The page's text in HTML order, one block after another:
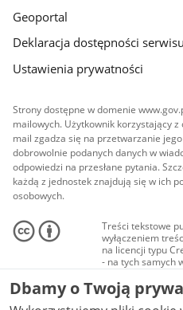
Geoportal
Deklaracja dostępności
Ustawienia prywatności
Strony dostępne w domenie
mailowych. Użytkownik korzystający
mail zgadza się na przetwarzanie
dobrowolnie podanych danych w
odpowiedzi na przesłane pytania.
każdą z jednostek znajdują się w ich
osobowych.
Treści tekstowe
wyłączeniem
na licencji typu
- na tych samych
Materiały
audio i wideo, są
Creative
Dbamy o Twoją